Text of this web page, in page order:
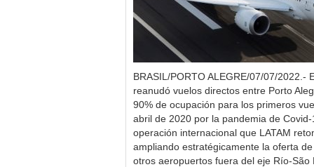
BRASIL/PORTO ALEGRE/07/07/2022.-
reanudó vuelos directos entre Porto
90% de ocupación para los primeros
abril de 2020 por la pandemia de
operación internacional que LATAM
ampliando estratégicamente la oferta
otros aeropuertos fuera del eje Río-